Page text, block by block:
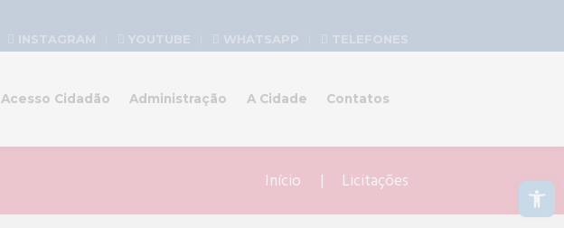
INSTAGRAM YOUTUBE WHATSAPP TELEFONES
Acesso Cidadão Administração A Cidade Contatos
Início Licitações Abrir a barra de ferramentas